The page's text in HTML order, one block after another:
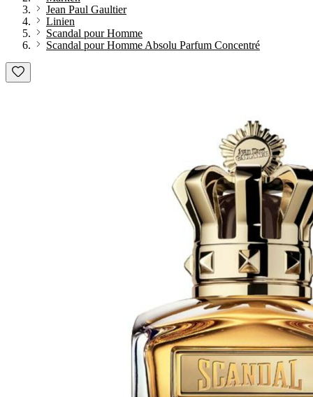
Jean Paul Gaultier
Linien
Scandal pour Homme
Scandal pour Homme Absolu Parfum Concentré